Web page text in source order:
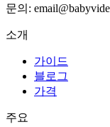
문의:
소개
가이드
블로그
가격
주요